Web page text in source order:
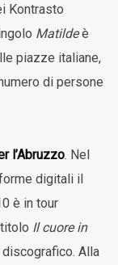
Kontrasto
Matildeè
piazze italiane,
di persone
l’Abruzzo. Nel
digitali il
è in tour
Il cuore in
Alla